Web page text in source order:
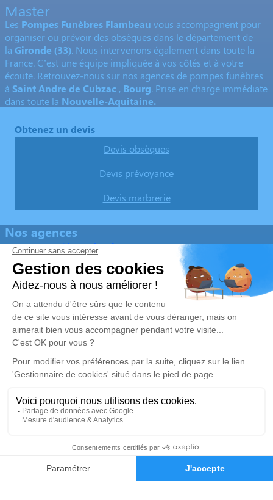
Demande de devis
Master
Les Pompes Funèbres Flambeau vous accompagnent pour
organiser ou prévoir des obsèques dans le département de
la Gironde (33). Nous intervenons également dans toute la
France. C’est une équipe impliquée à vos côtés et à votre
écoute. Retrouvez-nous sur nos agences de pompes funèbres
à Saint Andre de Cubzac , Bourg. Prise en charge immédiate
dans toute la Nouvelle-Aquitaine.
Obtenez un devis
Devis obsèques
Devis prévoyance
Devis marbrerie
Nos agences
Pompes Funèbres Flambeau
05 57 43 53 76
sarl.flambeau@free.fr
27 Allée du Champ de Foire - 33240 - Saint-André-de-
Cubzac
4.9/5 - 174 avis
Pompes Funèbres Flambeau
05 57 58 18 16
Les Terrasses de Bourg 1, La croix Blanche - 33710 - Bourg
5/5 - 15 avis
Nos Services
Demande de rendez-vous en